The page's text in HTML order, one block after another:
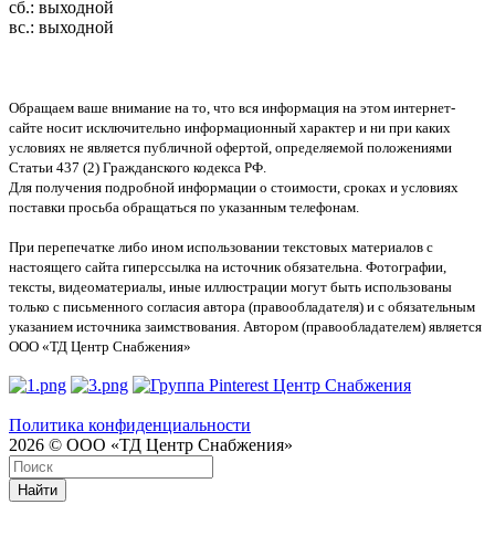
сб.: выходной
вс.: выходной
Обращаем ваше внимание на то, что вся информация на этом интернет-
сайте носит исключительно информационный характер и ни при каких
условиях не является публичной офертой, определяемой положениями
Статьи 437 (2) Гражданского кодекса РФ.
Для получения подробной информации о стоимости, сроках и условиях
поставки просьба обращаться по указанным телефонам.
При перепечатке либо ином использовании текстовых материалов с
настоящего сайта гиперссылка на источник обязательна. Фотографии,
тексты, видеоматериалы, иные иллюстрации могут быть использованы
только с письменного согласия автора (правообладателя) и с обязательным
указанием источника заимствования. Автором (правообладателем) является
ООО «ТД Центр Снабжения»
Политика конфиденциальности
2026 © ООО «ТД Центр Снабжения»
Найти